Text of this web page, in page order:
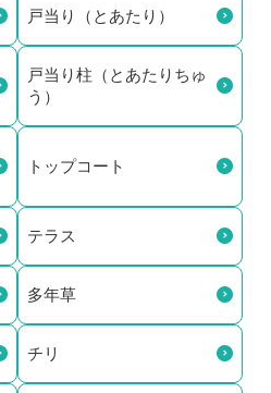
戸当り（とあたり）
戸当り柱（とあたりちゅ
う）
トップコート
テラス
多年草
チリ